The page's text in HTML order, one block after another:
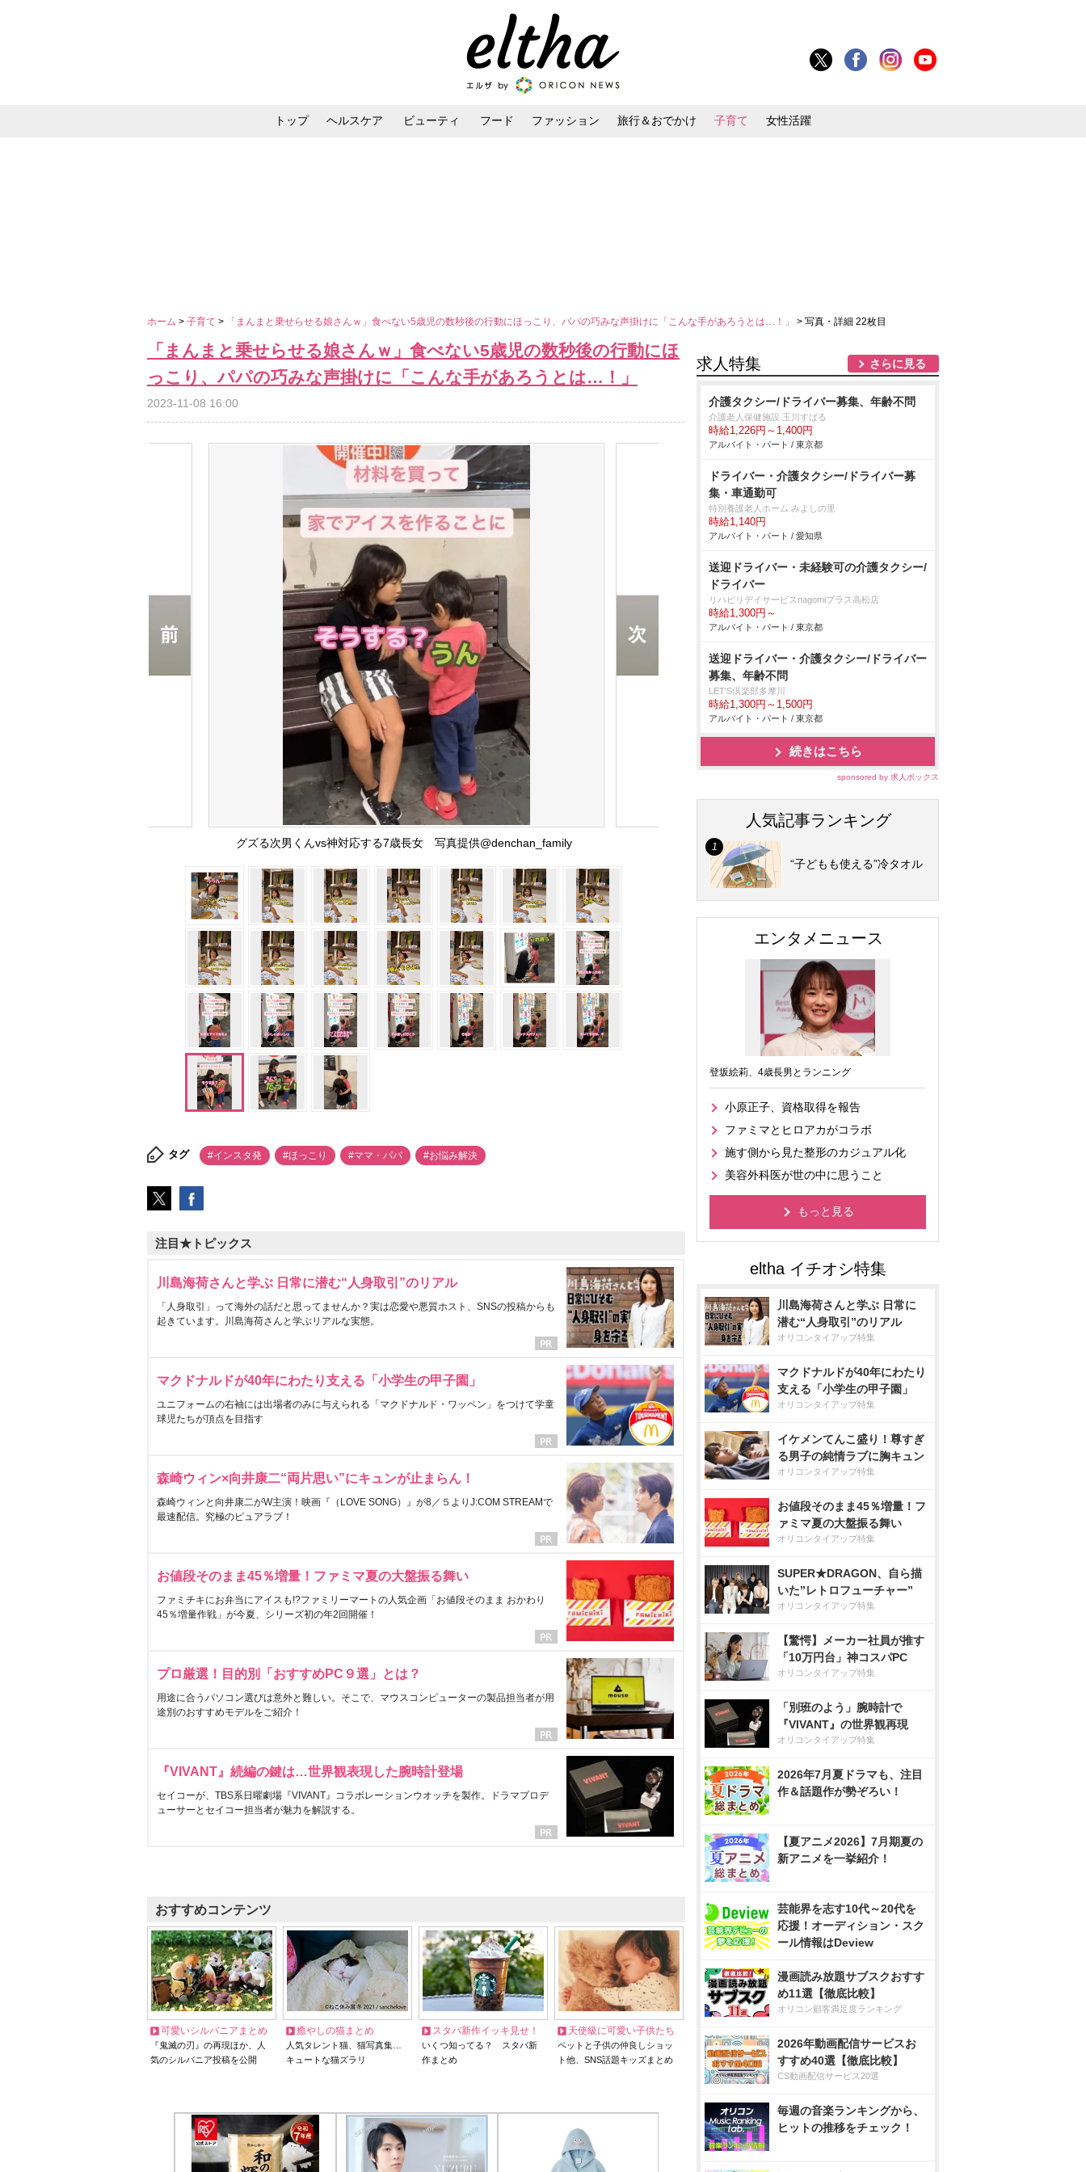
トップ ヘルスケア ビューティ フード ファッション 旅行＆おでかけ 子育て 女性活躍
ホーム > 子育て > 「まんまと乗せらせる娘さんｗ」食べない5歳児の数秒後の行動にほっこり、パパの巧みな声掛けに「こんな手があろうとは…！」 > 写真・詳細 22枚目
「まんまと乗せらせる娘さんｗ」食べない5歳児の数秒後の行動にほ
っこり、パパの巧みな声掛けに「こんな手があろうとは…！」
2023-11-08 16:00
グズる次男くんvs神対応する7歳長女 写真提供@denchan_family
タグ #インスタ発 #ほっこり #ママ・パパ #お悩み解決
注目★トピックス
川島海荷さんと学ぶ 日常に潜む“人身取引”のリアル
「人身取引」って海外の話だと思ってませんか？実は恋愛や悪質ホスト、SNSの投稿からも
起きています。川島海荷さんと学ぶリアルな実態。
マクドナルドが40年にわたり支える「小学生の甲子園」
ユニフォームの右袖には出場者のみに与えられる「マクドナルド・ワッペン」をつけて学童
球児たちが頂点を目指す
森崎ウィン×向井康二“両片思い”にキュンが止まらん！
森崎ウィンと向井康二がW主演！映画『（LOVE SONG）』が8／５よりJ:COM STREAMで
最速配信。究極のピュアラブ！
お値段そのまま45％増量！ファミマ夏の大盤振る舞い
ファミチキにお弁当にアイスも!?ファミリーマートの人気企画「お値段そのまま おかわり
45％増量作戦」が今夏、シリーズ初の年2回開催！
プロ厳選！目的別「おすすめPC９選」とは？
用途に合うパソコン選びは意外と難しい。そこで、マウスコンピューターの製品担当者が用
途別のおすすめモデルをご紹介！
『VIVANT』続編の鍵は…世界観表現した腕時計登場
セイコーが、TBS系日曜劇場『VIVANT』コラボレーションウオッチを製作。ドラマプロデ
ューサーとセイコー担当者が魅力を解説する。
おすすめコンテンツ
可愛いシルバニアまとめ
『鬼滅の刃』の再現ほか、人
気のシルバニア投稿を公開
癒やしの猫まとめ
人気タレント猫、猫写真集…
キュートな猫ズラリ
スタバ新作イッキ見せ！
いくつ知ってる？ スタバ新
作まとめ
天使級に可愛い子供たち
ペットと子供の仲良しショッ
ト他、SNS話題キッズまとめ
求人特集 さらに見る
介護タクシー/ドライバー募集、年齢不問
介護老人保健施設 玉川すばる
時給1,226円～1,400円
アルバイト・パート / 東京都
ドライバー・介護タクシー/ドライバー募
集・車通勤可
特別養護老人ホーム みよしの里
時給1,140円
アルバイト・パート / 愛知県
送迎ドライバー・未経験可の介護タクシー/
ドライバー
リハビリデイサービスnagomiプラス高松店
時給1,300円～
アルバイト・パート / 東京都
送迎ドライバー・介護タクシー/ドライバー
募集、年齢不問
LET'S倶楽部多摩川
時給1,300円～1,500円
アルバイト・パート / 東京都
続きはこちら
sponsored by 求人ボックス
人気記事ランキング
“子どもも使える”冷タオル
エンタメニュース
登坂絵莉、4歳長男とランニング
小原正子、資格取得を報告
ファミマとヒロアカがコラボ
施す側から見た整形のカジュアル化
美容外科医が世の中に思うこと
もっと見る
川島海荷さんと学ぶ 日常に
潜む“人身取引”のリアル
オリコンタイアップ特集
マクドナルドが40年にわたり
支える「小学生の甲子園」
オリコンタイアップ特集
イケメンてんこ盛り！尊すぎ
る男子の純情ラブに胸キュン
オリコンタイアップ特集
お値段そのまま45％増量！フ
ァミマ夏の大盤振る舞い
オリコンタイアップ特集
SUPER★DRAGON、自ら描
いた”レトロフューチャー”
オリコンタイアップ特集
【驚愕】メーカー社員が推す
「10万円台」神コスパPC
オリコンタイアップ特集
「別班のよう」腕時計で
『VIVANT』の世界観再現
オリコンタイアップ特集
2026年7月夏ドラマも、注目
作＆話題作が勢ぞろい！
【夏アニメ2026】7月期夏の
新アニメを一挙紹介！
芸能界を志す10代～20代を
応援！オーディション・スク
ール情報はDeview
漫画読み放題サブスクおすす
め11選【徹底比較】
オリコン顧客満足度ランキング
2026年動画配信サービスお
すすめ40選【徹底比較】
CS動画配信サービス20選
毎週の音楽ランキングから、
ヒットの推移をチェック！